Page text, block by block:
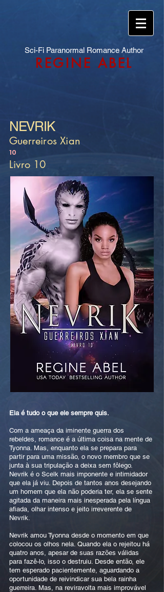
Sci-Fi Paranormal Romance Author
REGINE ABEL
NEVRIK
Guerreiros Xian
10
Livro 10
Ela é tudo o que ele sempre quis.
Com a ameaça da iminente guerra dos
rebeldes, romance é a última coisa na mente de
Tyonna. Mas, enquanto ela se prepara para
partir para uma missão, o novo membro que se
junta à sua tripulação a deixa sem fôlego.
Nevrik é o Scelk mais imponente e intimidador
que ela já viu. Depois de tantos anos desejando
um homem que ela não poderia ter, ela se sente
agitada da maneira mais inesperada pela língua
afiada, olhar intenso e jeito irreverente de
Nevrik.
Nevrik amou Tyonna desde o momento em que
colocou os olhos nela. Quando ela o rejeitou há
quatro anos, apesar de suas razões válidas
para fazê-lo, isso o destruiu. Desde então, ele
tem esperado pacientemente, aguardando a
oportunidade de reivindicar sua bela rainha
guerreira. Mas, na reviravolta mais improvável